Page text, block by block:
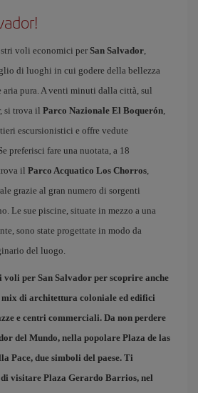
voli economici per San Salvador,
di luoghi in cui godere della bellezza
aria pura. A venti minuti dalla città, sul
si trova il Parco Nazionale El Boquerón,
escursionistici e offre vedute
preferisci fare una nuotata, a 18
il Parco Acquatico Los Chorros,
grazie al gran numero di sorgenti
Le sue piscine, situate in mezzo a una
sono state progettate in modo da
del luogo.
voli per San Salvador per scoprire anche
di architettura coloniale ed edifici
e centri commerciali. Da non perdere
del Mundo, nella popolare Plaza de las
Pace, due simboli del paese. Ti
di visitare Plaza Gerardo Barrios, nel